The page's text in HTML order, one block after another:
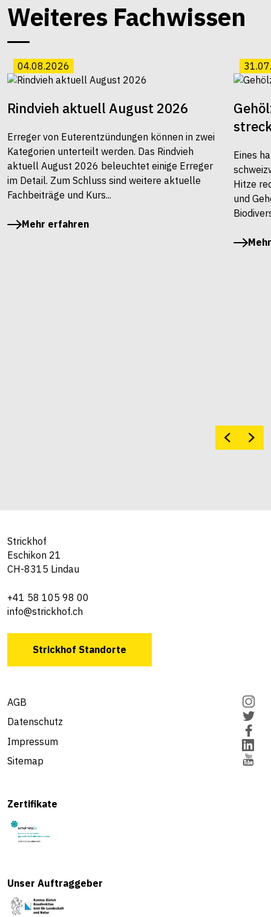
Weiteres Fachwissen
04.08.2026
Rindvieh aktuell August 2026
Erreger von Euterentzündungen können in zwei
Kategorien unterteilt werden. Das Rindvieh
aktuell August 2026 beleuchtet einige Erreger
im Detail. Zum Schluss sind weitere aktuelle
Fachbeiträge und Kurs...
Mehr erfahren
Eines
Hitze
und
Strickhof
Eschikon 21
CH-8315 Lindau
+41 58 105 98 00
info@strickhof.ch
Strickhof Standorte
AGB
Datenschutz
Impressum
Sitemap
Zertifikate
Unser Auftraggeber